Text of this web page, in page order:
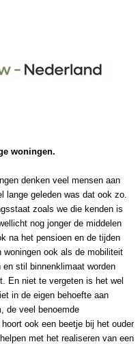
woningen.
denken veel mensen aan
lange geleden was dat ook zo.
zoals we die kenden is
nog jonger de middelen
na het pensioen en de tijden
woningen ook als de mobiliteit
stil binnenklimaat worden
En niet te vergeten is het wel
in de eigen behoefte aan
de veel benoemde
ook een beetje bij het ouder
met het realiseren van een